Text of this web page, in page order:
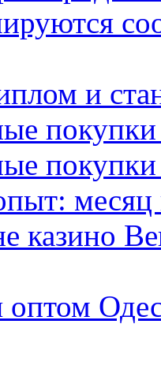
и
покупки
месяц
казино
оптом